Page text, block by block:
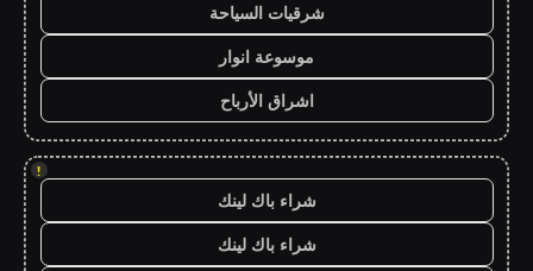
شرقيات السياحة
موسوعة انوار
اشراق الأرباح
!
شراء باك لينك
شراء باك لينك